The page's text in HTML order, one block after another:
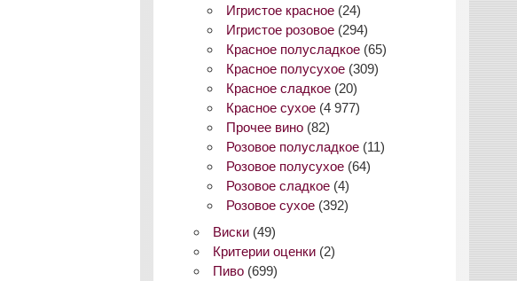
Игристое красное (24)
Игристое розовое (294)
Красное полусладкое (65)
Красное полусухое (309)
Красное сладкое (20)
Красное сухое (4 977)
Прочее вино (82)
Розовое полусладкое (11)
Розовое полусухое (64)
Розовое сладкое (4)
Розовое сухое (392)
Виски (49)
Критерии оценки (2)
Пиво (699)